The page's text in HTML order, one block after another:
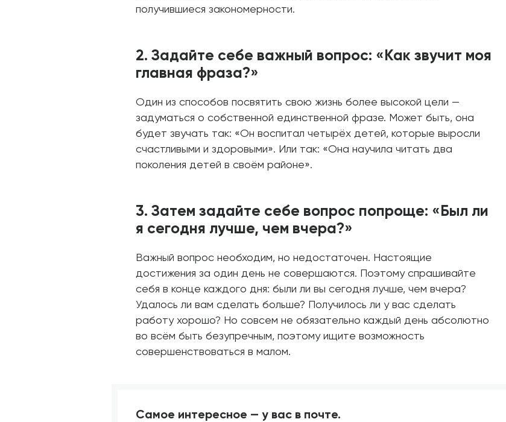
получившиеся закономерности.
2. Задайте себе важный вопрос: «Как звучит моя
главная фраза?»
Один из способов посвятить свою жизнь более высокой цели —
задуматься о собственной единственной фразе. Может быть, она
будет звучать так: «Он воспитал четырёх детей, которые выросли
счастливыми и здоровыми». Или так: «Она научила читать два
поколения детей в своём районе».
3. Затем задайте себе вопрос попроще: «Был ли
я сегодня лучше, чем вчера?»
Важный вопрос необходим, но недостаточен. Настоящие
достижения за один день не совершаются. Поэтому спрашивайте
себя в конце каждого дня: были ли вы сегодня лучше, чем вчера?
Удалось ли вам сделать больше? Получилось ли у вас сделать
работу хорошо? Но совсем не обязательно каждый день абсолютно
во всём быть безупречным, поэтому ищите возможность
совершенствоваться в малом.
Самое интересное — у вас в почте.